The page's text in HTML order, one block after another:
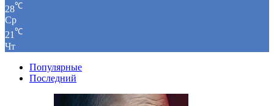
28℃
Ср
21℃
Чт
Популярные
Последний